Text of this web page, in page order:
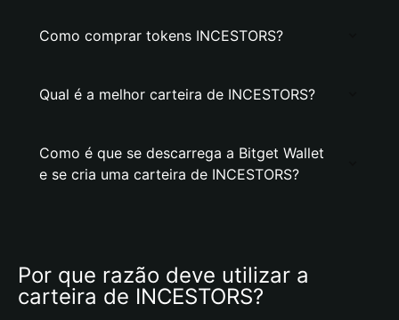
Como comprar tokens INCESTORS?
Qual é a melhor carteira de INCESTORS?
Como é que se descarrega a Bitget Wallet
e se cria uma carteira de INCESTORS?
Por que razão deve utilizar a
carteira de INCESTORS?